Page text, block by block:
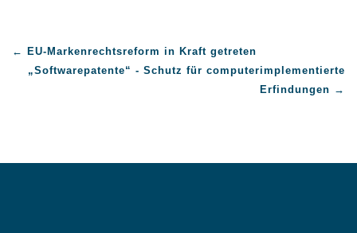
←
EU-Markenrechtsreform in Kraft getreten
„Softwarepatente“ - Schutz für computerimplementierte
Erfindungen →